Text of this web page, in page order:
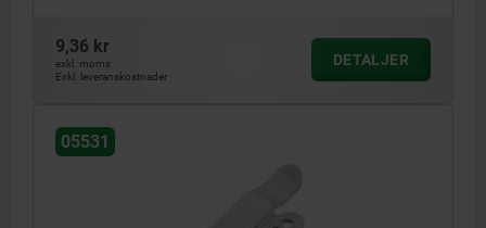
9,36 kr
exkl. moms
Exkl. leveranskostnader
DETALJER
05531